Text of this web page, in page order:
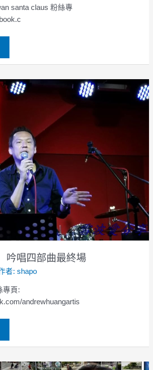
santa claus 粉絲專
吟唱四部曲最終場
者: shapo
專頁:
andrewhuangartis